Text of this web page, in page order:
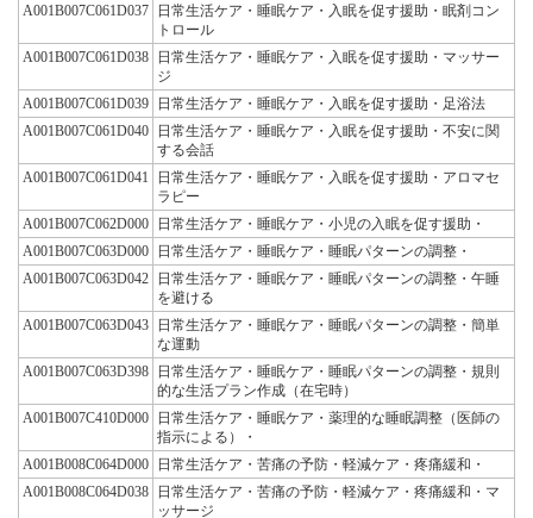
A001B007C061D037
日常生活ケア・睡眠ケア・入眠を促す援助・眠剤コン
トロール
A001B007C061D038
日常生活ケア・睡眠ケア・入眠を促す援助・マッサー
ジ
A001B007C061D039
日常生活ケア・睡眠ケア・入眠を促す援助・足浴法
A001B007C061D040
日常生活ケア・睡眠ケア・入眠を促す援助・不安に関
する会話
A001B007C061D041
日常生活ケア・睡眠ケア・入眠を促す援助・アロマセ
ラピー
A001B007C062D000
日常生活ケア・睡眠ケア・小児の入眠を促す援助・
A001B007C063D000
日常生活ケア・睡眠ケア・睡眠パターンの調整・
A001B007C063D042
日常生活ケア・睡眠ケア・睡眠パターンの調整・午睡
を避ける
A001B007C063D043
日常生活ケア・睡眠ケア・睡眠パターンの調整・簡単
な運動
A001B007C063D398
日常生活ケア・睡眠ケア・睡眠パターンの調整・規則
的な生活プラン作成（在宅時）
A001B007C410D000
日常生活ケア・睡眠ケア・薬理的な睡眠調整（医師の
指示による）・
A001B008C064D000
日常生活ケア・苦痛の予防・軽減ケア・疼痛緩和・
A001B008C064D038
日常生活ケア・苦痛の予防・軽減ケア・疼痛緩和・マ
ッサージ